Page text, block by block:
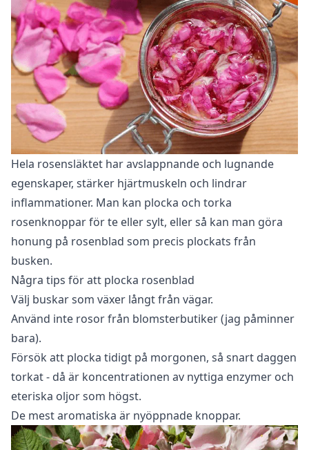
Hela rosensläktet har avslappnande och lugnande
egenskaper, stärker hjärtmuskeln och lindrar
inflammationer. Man kan plocka och torka
rosenknoppar för te eller sylt, eller så kan man göra
honung på rosenblad som precis plockats från
busken.
Några tips för att plocka rosenblad
Välj buskar som växer långt från vägar.
Använd inte rosor från blomsterbutiker (jag påminner
bara).
Försök att plocka tidigt på morgonen, så snart daggen
torkat - då är koncentrationen av nyttiga enzymer och
eteriska oljor som högst.
De mest aromatiska är nyöppnade knoppar.